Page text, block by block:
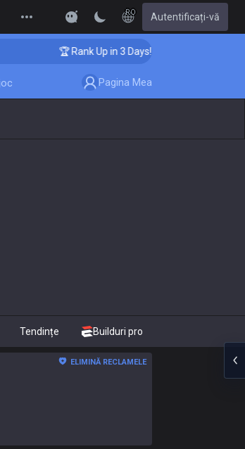
Overlay RO Autentificați-vă
🏆 Rank Up in 3 Days! Challenger Coaching
Pagina Mea
Tendințe Builduri pro
ELIMINĂ RECLAMELE